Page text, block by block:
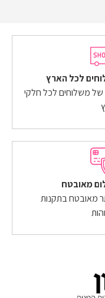
לכל הארץ
של משלוחים לכל חלקי
מאובטח
מאובטח בתקנות